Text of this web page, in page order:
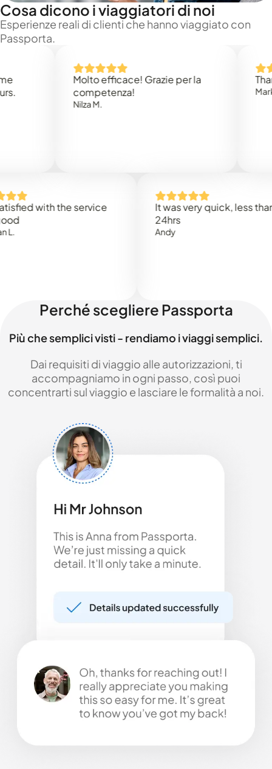
Cosa dicono i viaggiatori di noi
Esperienze reali di clienti che hanno viaggiato con
Passporta.
Molto efficace! Grazie per la
competenza!
Thank
Mark N.
with the service
It was very quick, less than
Perché scegliere Passporta
Più che semplici visti - rendiamo i viaggi semplici.
Dai requisiti di viaggio alle autorizzazioni, ti
accompagniamo in ogni passo, così puoi
concentrarti sul viaggio e lasciare le formalità a noi.